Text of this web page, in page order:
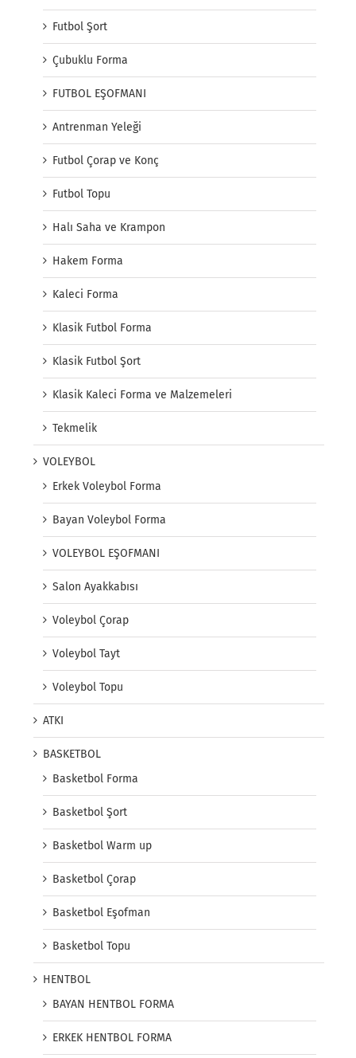
Futbol Şort
Çubuklu Forma
FUTBOL EŞOFMANI
Antrenman Yeleği
Futbol Çorap ve Konç
Futbol Topu
Halı Saha ve Krampon
Hakem Forma
Kaleci Forma
Klasik Futbol Forma
Klasik Futbol Şort
Klasik Kaleci Forma ve Malzemeleri
Tekmelik
VOLEYBOL
Erkek Voleybol Forma
Bayan Voleybol Forma
VOLEYBOL EŞOFMANI
Salon Ayakkabısı
Voleybol Çorap
Voleybol Tayt
Voleybol Topu
ATKI
BASKETBOL
Basketbol Forma
Basketbol Şort
Basketbol Warm up
Basketbol Çorap
Basketbol Eşofman
Basketbol Topu
HENTBOL
BAYAN HENTBOL FORMA
ERKEK HENTBOL FORMA